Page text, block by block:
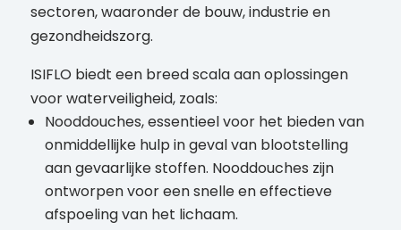
sectoren, waaronder de bouw, industrie en
gezondheidszorg.
ISIFLO biedt een breed scala aan oplossingen
voor waterveiligheid, zoals:
Nooddouches, essentieel voor het bieden van
onmiddellijke hulp in geval van blootstelling
aan gevaarlijke stoffen. Nooddouches zijn
ontworpen voor een snelle en effectieve
afspoeling van het lichaam.